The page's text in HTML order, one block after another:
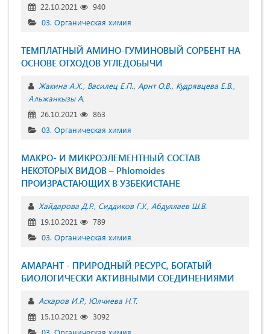
22.10.2021
940
03. Органическая химия
ТЕМПЛАТНЫЙ АМИНО-ГУМИНОВЫЙ СОРБЕНТ НА
ОСНОВЕ ОТХОДОВ УГЛЕДОБЫЧИ
Жакина А.Х. Василец Е.П. Арнт О.В. Кудрявцева Е.В.
Альжанкызы А.
26.10.2021
863
03. Органическая химия
МАКРО- И МИКРОЭЛЕМЕНТНЫЙ СОСТАВ
НЕКОТОРЫХ ВИДОВ – Phlomoides
ПРОИЗРАСТАЮЩИХ В УЗБЕКИСТАНЕ
Хайдарова Д.Р. Сиддиков Г.У. Абдуллаев Ш.В.
19.10.2021
789
03. Органическая химия
АМАРАНТ - ПРИРОДНЫЙ РЕСУРС, БОГАТЫЙ
БИОЛОГИЧЕСКИ АКТИВНЫМИ СОЕДИНЕНИЯМИ
Аскаров И.Р. Юлчиева Н.Т.
15.10.2021
3092
03. Органическая химия